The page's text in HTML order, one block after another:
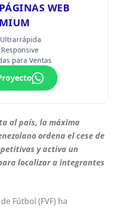
WEB
para Ventas
al país, la máxima
ordena el cese de
y activa un
localizar a integrantes
Fútbol (FVF) ha